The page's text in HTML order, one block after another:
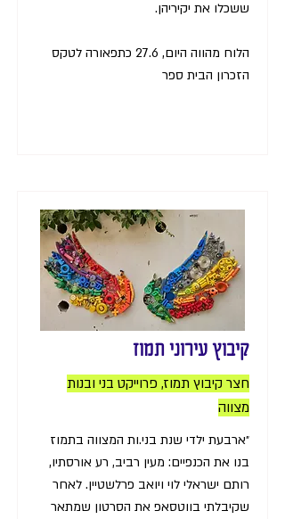
ששכלו את יקיריהן.
הלוח מהווה היום, 27.6 כתפאורה לטקס
הזכרון הבית ספר
קיבוץ עירוני תמוז
חצר קיבוץ תמוז, פרוייקט בני ובנות
מצווה
״ארבעת ילדי שנת בני.ות המצווה בתמוז
בנו את הכנפיים: מעין רביב, רע אורסתיו,
רותם ישראלי לוי ויואב פרלשטיין. לאחר
שקיבלתי בווטסאפ את הסרטון שמתאר